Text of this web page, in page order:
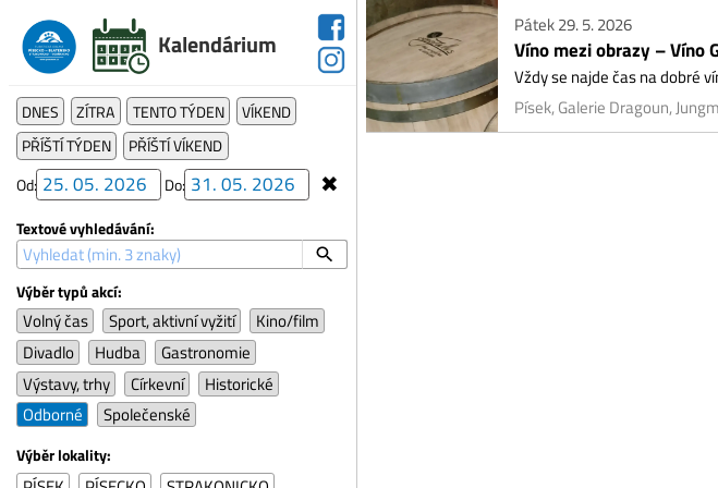
Kalendárium
DNES ZÍTRA TENTO TÝDEN
VÍKEND
PŘÍŠTÍ TÝDEN
PŘÍŠTÍ VÍKEND
Od:
Do: ✖
Textové vyhledávání:
Výběr typů akcí:
Volný čas Sport, aktivní vyžití
Kino/film
Divadlo
Hudba
Gastronomie
Výstavy, trhy
Církevní
Historické
Odborné
Společenské
Výběr lokality:
Pátek 29. 5. 2026
Víno mezi obrazy – Víno Gallus
Vždy se najde čas na dobré víno
Písek, Galerie Dragoun, Jungmannova 186